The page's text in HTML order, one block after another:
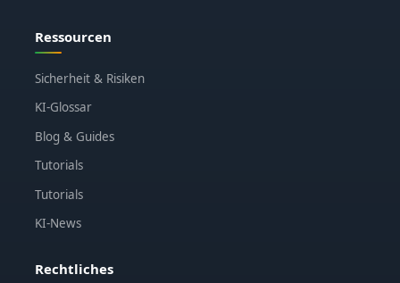
Ressourcen
Sicherheit & Risiken
KI-Glossar
Blog & Guides
Tutorials
Tutorials
KI-News
Rechtliches